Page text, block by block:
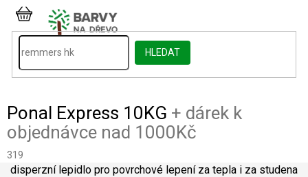
Přejít
obsah
HLEDAT
NÁKUPNÍ
KOŠÍK
Ponal Express 10KG + dárek k
objednávce nad 1000Kč
319
disperzní lepidlo pro povrchové lepení za tepla i za studena